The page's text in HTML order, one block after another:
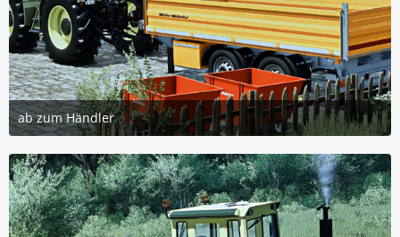
ab zum Händler
3. Januar 2026 um 13:28
3